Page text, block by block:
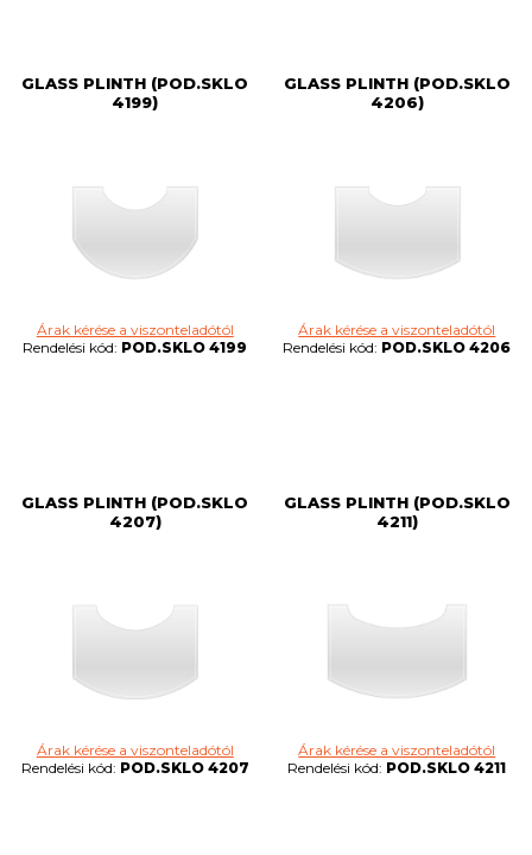
GLASS PLINTH (POD.SKLO
4199)
Árak kérése a viszonteladótól
Rendelési kód: POD.SKLO 4199
GLASS PLINTH (POD.SKLO
4206)
Árak kérése a viszonteladótól
Rendelési kód: POD.SKLO 4206
GLASS PLINTH (POD.SKLO
4207)
Árak kérése a viszonteladótól
Rendelési kód: POD.SKLO 4207
GLASS PLINTH (POD.SKLO
4211)
Árak kérése a viszonteladótól
Rendelési kód: POD.SKLO 4211